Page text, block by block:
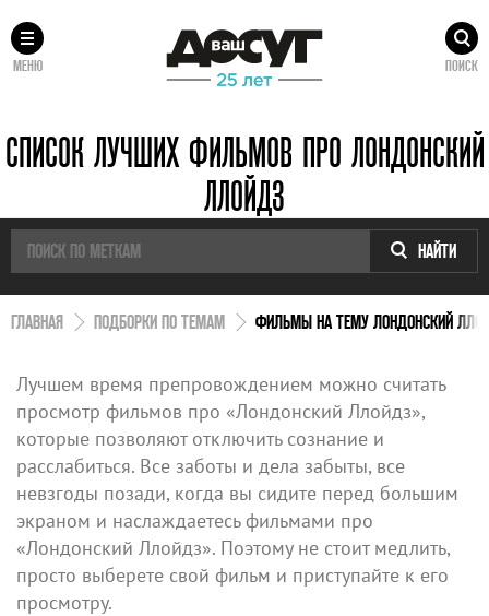
МЕНЮ ПОИСК
СПИСОК ЛУЧШИХ ФИЛЬМОВ ПРО ЛОНДОНСКИЙ
ЛЛОЙДЗ
НАЙТИ
ГЛАВНАЯ ПОДБОРКИ ПО ТЕМАМ ФИЛЬМЫ НА ТЕМУ ЛОНДОНСКИЙ
Лучшем время препровождением можно считать
просмотр фильмов про «Лондонский Ллойдз»,
которые позволяют отключить сознание и
расслабиться. Все заботы и дела забыты, все
невзгоды позади, когда вы сидите перед большим
экраном и наслаждаетесь фильмами про
«Лондонский Ллойдз». Поэтому не стоит медлить,
просто выберете свой фильм и приступайте к его
просмотру.